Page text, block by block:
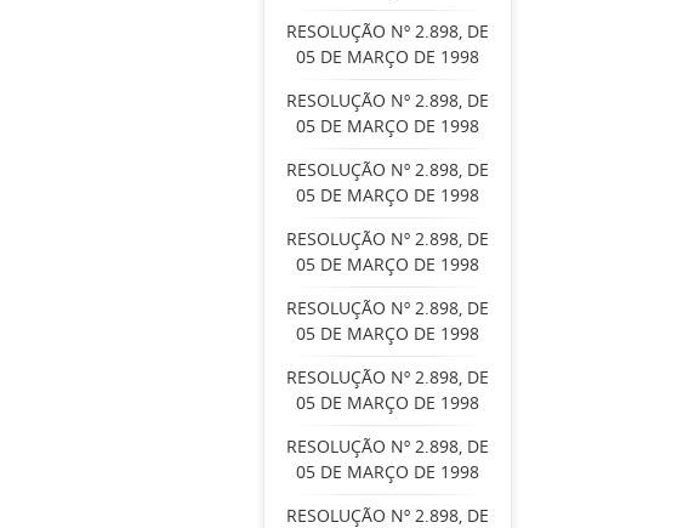
RESOLUÇÃO Nº 2.898, DE
05 DE MARÇO DE 1998
RESOLUÇÃO Nº 2.898, DE
05 DE MARÇO DE 1998
RESOLUÇÃO Nº 2.898, DE
05 DE MARÇO DE 1998
RESOLUÇÃO Nº 2.898, DE
05 DE MARÇO DE 1998
RESOLUÇÃO Nº 2.898, DE
05 DE MARÇO DE 1998
RESOLUÇÃO Nº 2.898, DE
05 DE MARÇO DE 1998
RESOLUÇÃO Nº 2.898, DE
05 DE MARÇO DE 1998
RESOLUÇÃO Nº 2.898, DE